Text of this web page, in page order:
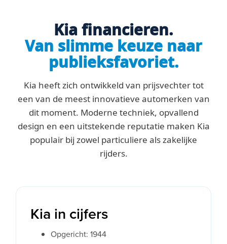
Kia financieren.
Van slimme keuze naar
publieksfavoriet.
Kia heeft zich ontwikkeld van prijsvechter tot
een van de meest innovatieve automerken van
dit moment. Moderne techniek, opvallend
design en een uitstekende reputatie maken Kia
populair bij zowel particuliere als zakelijke
rijders.
Kia in cijfers
Opgericht: 1944